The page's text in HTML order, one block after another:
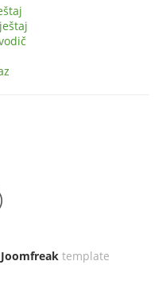
Joomfreaktemplate